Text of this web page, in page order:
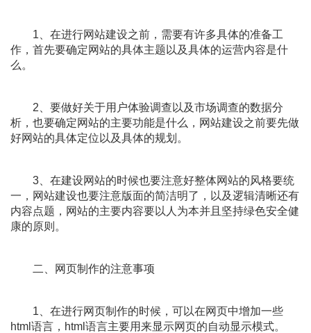
1、在进行网站建设之前，需要有许多具体的准备工
作，首先要确定网站的具体主题以及具体的运营内容是什
么。
2、要做好关于用户体验调查以及市场调查的数据分
析，也要确定网站的主要功能是什么，网站建设之前要先做
好网站的具体定位以及具体的规划。
3、在建设网站的时候也要注意好整体网站的风格要统
一，网站建设也要注意版面的简洁明了，以及逻辑清晰还有
内容点题，网站的主要内容要以人为本并且坚持绿色安全健
康的原则。
二、网页制作的注意事项
1、在进行网页制作的时候，可以在网页中增加一些
html语言，html语言主要用来显示网页的自动显示模式。